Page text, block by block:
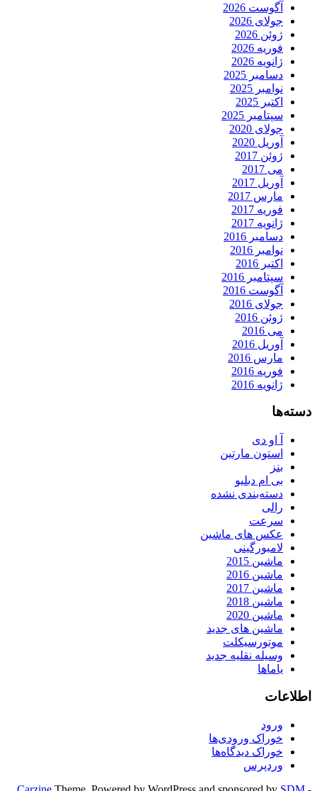
آگوست 2026
جولای 2026
ژوئن 2026
فوریه 2026
ژانویه 2026
دسامبر 2025
نوامبر 2025
اکتبر 2025
سپتامبر 2025
جولای 2020
آوریل 2020
ژوئن 2017
می 2017
آوریل 2017
مارس 2017
فوریه 2017
ژانویه 2017
دسامبر 2016
نوامبر 2016
اکتبر 2016
سپتامبر 2016
آگوست 2016
جولای 2016
ژوئن 2016
می 2016
آوریل 2016
مارس 2016
فوریه 2016
ژانویه 2016
دسته‌ها
آ او دی
استون مارتین
بنز
بی ام دبلیو
دسته‌بندی نشده
رالی
سرعت
عکس های ماشین
لامبورگینی
ماشین 2015
ماشین 2016
ماشین 2017
ماشین 2018
ماشین 2020
ماشین های جدید
موتورسیکلت
وسیله نقلیه جدید
یاماها
اطلاعات
ورود
خوراک ورودی‌ها
خوراک دیدگاه‌ها
وردپرس